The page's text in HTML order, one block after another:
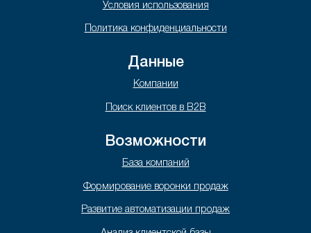
Условия использования
Политика конфиденциальности
Данные
Компании
Поиск клиентов в B2B
Возможности
База компаний
Формирование воронки продаж
Развитие автоматизации продаж